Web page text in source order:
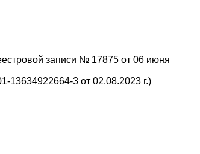
записи № 17875 от 06 июня
3 от 02.08.2023 г.)